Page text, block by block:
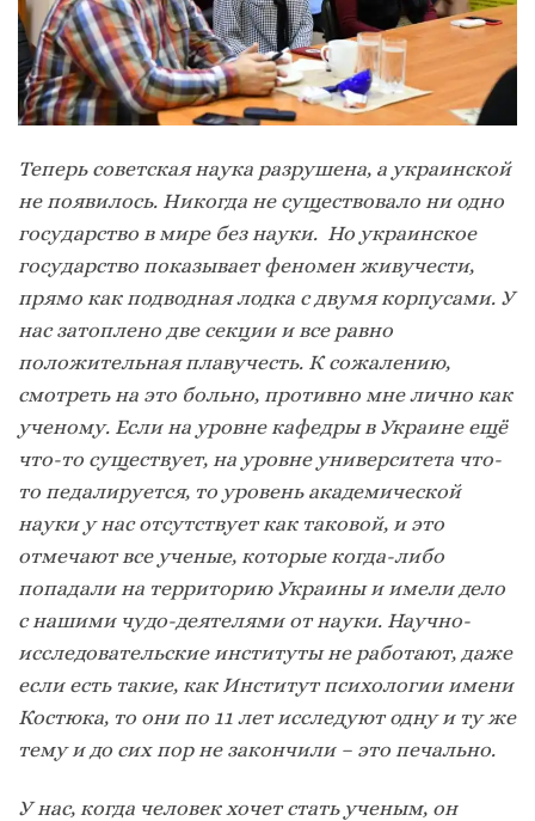
Теперь советская наука разрушена, а украинской
не появилось. Никогда не существовало ни одно
государство в мире без науки. Но украинское
государство показывает феномен живучести,
прямо как подводная лодка с двумя корпусами. У
нас затоплено две секции и все равно
положительная плавучесть. К сожалению,
смотреть на это больно, противно мне лично как
ученому. Если на уровне кафедры в Украине ещё
что-то существует, на уровне университета что-
то педалируется, то уровень академической
науки у нас отсутствует как таковой, и это
отмечают все ученые, которые когда-либо
попадали на территорию Украины и имели дело
с нашими чудо-деятелями от науки. Научно-
исследовательские институты не работают, даже
если есть такие, как Институт психологии имени
Костюка, то они по 11 лет исследуют одну и ту же
тему и до сих пор не закончили – это печально.
У нас, когда человек хочет стать ученым, он